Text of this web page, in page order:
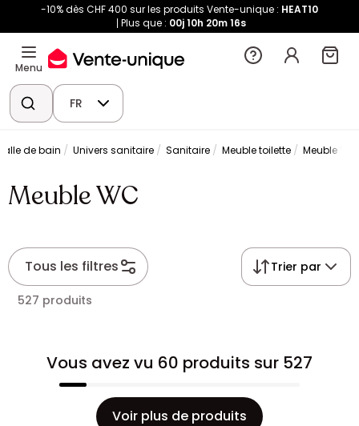
-10% dès CHF 400 sur les produits Vente-unique : HEAT10
Plus que : 00j 10h 20m 16s
Menu
FR
de bain Univers sanitaire Sanitaire Meuble toilette Meuble WC
Meuble WC
Tous les filtres Trier par
527 produits
Vous avez vu 60 produits sur 527
Voir plus de produits